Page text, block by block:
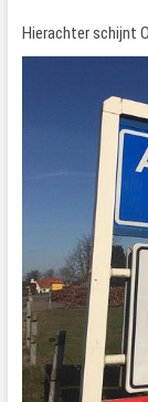
Hierachter schijnt